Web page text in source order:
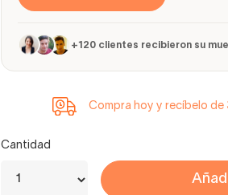
+120 clientes recibieron su
Compra hoy y recíbelo de
Cantidad